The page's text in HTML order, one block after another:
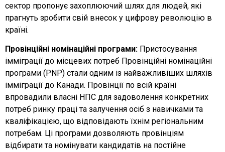
сектор пропонує захоплюючий шлях для людей, які
прагнуть зробити свій внесок у цифрову революцію в
країні.
Провінційні номінаційні програми: Пристосування
імміграції до місцевих потреб Провінційні номінаційні
програми (PNP) стали одним із найважливіших шляхів
імміграції до Канади. Провінції по всій країні
впровадили власні НПС для задоволення конкретних
потреб ринку праці та залучення осіб з навичками та
кваліфікацією, що відповідають їхнім регіональним
потребам. Ці програми дозволяють провінціям
відбирати та номінувати кандидатів на постійне